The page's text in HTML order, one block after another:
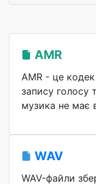
AMR
AMR - це
запису голосу
музика не має
WAV
WAV-файли